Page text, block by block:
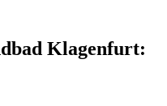
Klagenfurt: